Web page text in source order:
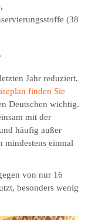
(38
Jahr reduziert,
finden Sie
Deutschen wichtig.
mit der
häufig außer
mindestens einmal
von nur 16
besonders wenig